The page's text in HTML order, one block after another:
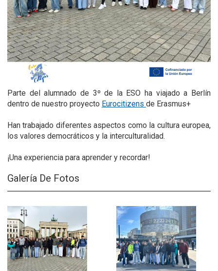
Parte del alumnado de 3º de la ESO ha viajado a Berlín
dentro de nuestro proyecto Eurocitizens de Erasmus+
Han trabajado diferentes aspectos como la cultura europea,
los valores democráticos y la interculturalidad.
¡Una experiencia para aprender y recordar!
Galería De Fotos